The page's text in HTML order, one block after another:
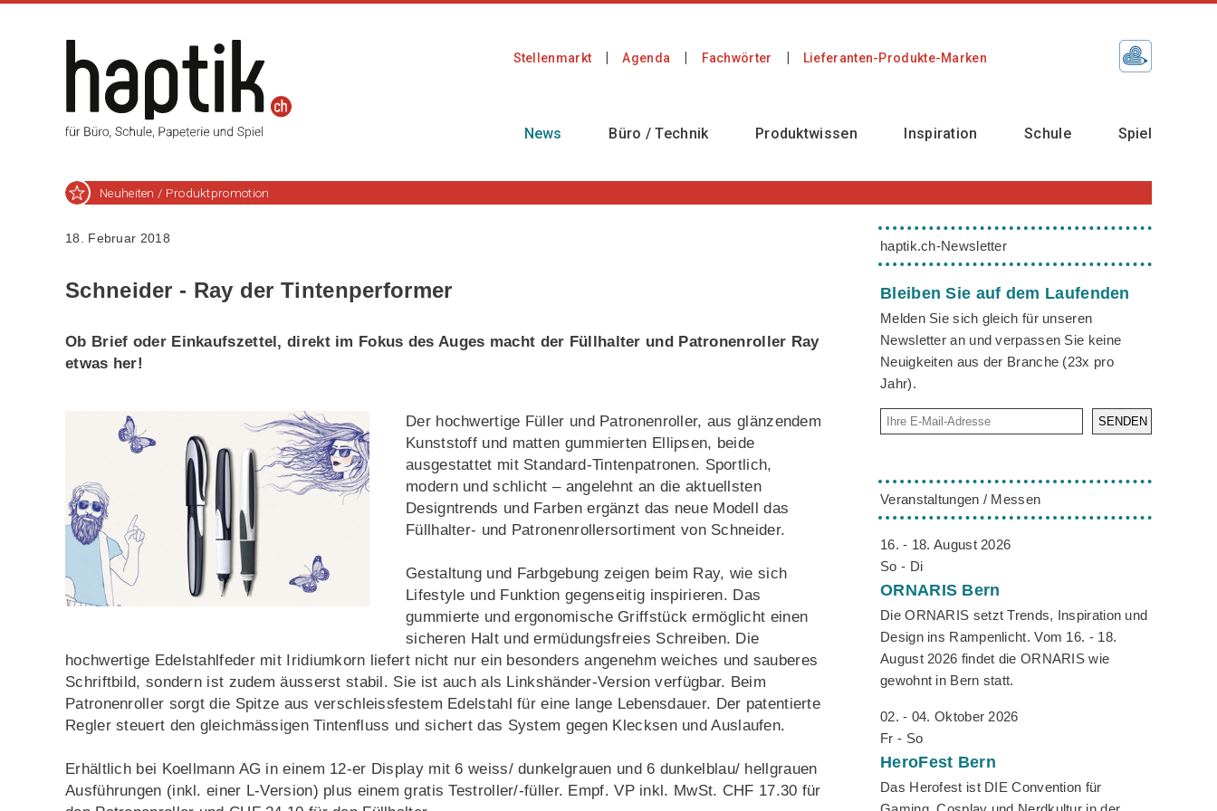
Stellenmarkt Agenda Fachwörter Lieferanten-Produkte-Marken
News Büro / Technik Produktwissen Inspiration Schule Spiel
Neuheiten / Produktpromotion
18. Februar 2018
Schneider - Ray der Tintenperformer
Ob Brief oder Einkaufszettel, direkt im Fokus des Auges macht der Füllhalter und Patronenroller Ray
etwas her!
Der hochwertige Füller und Patronenroller, aus glänzendem
Kunststoff und matten gummierten Ellipsen, beide
ausgestattet mit Standard-Tintenpatronen. Sportlich,
modern und schlicht – angelehnt an die aktuellsten
Designtrends und Farben ergänzt das neue Modell das
Füllhalter- und Patronenrollersortiment von Schneider.
Gestaltung und Farbgebung zeigen beim Ray, wie sich
Lifestyle und Funktion gegenseitig inspirieren. Das
gummierte und ergonomische Griffstück ermöglicht einen
sicheren Halt und ermüdungsfreies Schreiben. Die
hochwertige Edelstahlfeder mit Iridiumkorn liefert nicht nur ein besonders angenehm weiches und sauberes
Schriftbild, sondern ist zudem äusserst stabil. Sie ist auch als Linkshänder-Version verfügbar. Beim
Patronenroller sorgt die Spitze aus verschleissfestem Edelstahl für eine lange Lebensdauer. Der patentierte
Regler steuert den gleichmässigen Tintenfluss und sichert das System gegen Klecksen und Auslaufen.
Erhältlich bei Koellmann AG in einem 12-er Display mit 6 weiss/ dunkelgrauen und 6 dunkelblau/ hellgrauen
Ausführungen (inkl. einer L-Version) plus einem gratis Testroller/-füller. Empf. VP inkl. MwSt. CHF 17.30 für
haptik.ch-Newsletter
Bleiben Sie auf dem Laufenden
Melden Sie sich gleich für unseren
Newsletter an und verpassen Sie keine
Neuigkeiten aus der Branche (23x pro
Jahr).
SENDEN
Veranstaltungen / Messen
16. - 18. August 2026
So - Di
ORNARIS Bern
Die ORNARIS setzt Trends, Inspiration und
Design ins Rampenlicht. Vom 16. - 18.
August 2026 findet die ORNARIS wie
gewohnt in Bern statt.
02. - 04. Oktober 2026
Fr - So
HeroFest Bern
Das Herofest ist DIE Convention für